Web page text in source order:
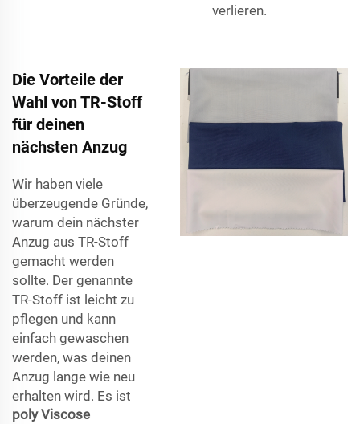
verlieren.
Die Vorteile der
Wahl von TR-Stoff
für deinen
nächsten Anzug
Wir haben viele
überzeugende Gründe,
warum dein nächster
Anzug aus TR-Stoff
gemacht werden
sollte. Der genannte
TR-Stoff ist leicht zu
pflegen und kann
einfach gewaschen
werden, was deinen
Anzug lange wie neu
erhalten wird. Es ist
poly Viscose